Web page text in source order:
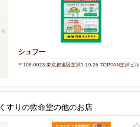
シュフー
〒108-0023 東京都港区芝浦3-19-26 TOPPAN芝浦ビル
くすりの救命堂の他のお店